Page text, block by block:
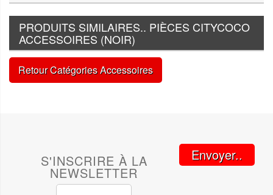
PRODUITS SIMILAIRES.. PIÈCES CITYCOCO
ACCESSOIRES (NOIR)
Retour Catégories Accessoires
S'INSCRIRE À LA
NEWSLETTER
Envoyer..